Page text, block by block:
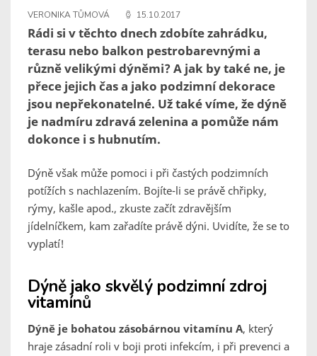
VERONIKA TŮMOVÁ 15.10.2017
Rádi si v těchto dnech zdobíte zahrádku,
terasu nebo balkon pestrobarevnými a
různě velikými dýněmi? A jak by také ne, je
přece jejich čas a jako podzimní dekorace
jsou nepřekonatelné. Už také víme, že dýně
je nadmíru zdravá zelenina a pomůže nám
dokonce i s hubnutím.
Dýně však může pomoci i při častých podzimních
potížích s nachlazením. Bojíte-li se právě chřipky,
rýmy, kašle apod., zkuste začít zdravějším
jídelníčkem, kam zařadíte právě dýni. Uvidíte, že se to
vyplatí!
Dýně jako skvělý podzimní zdroj
vitamínů
Dýně je bohatou zásobárnou vitamínu A, který
hraje zásadní roli v boji proti infekcím, i při prevenci a